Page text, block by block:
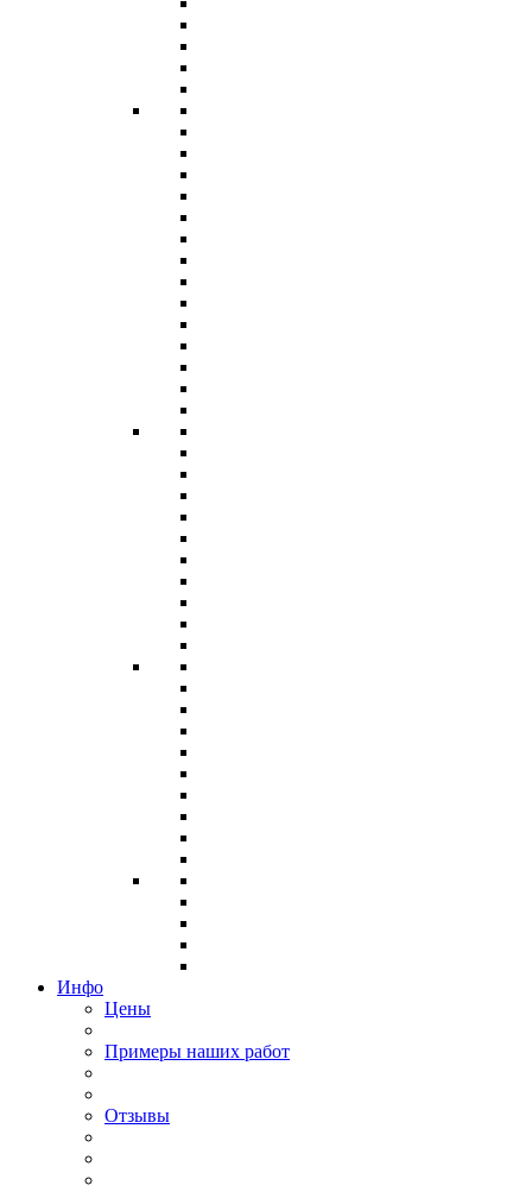
Инфо
Цены
Примеры наших работ
Отзывы